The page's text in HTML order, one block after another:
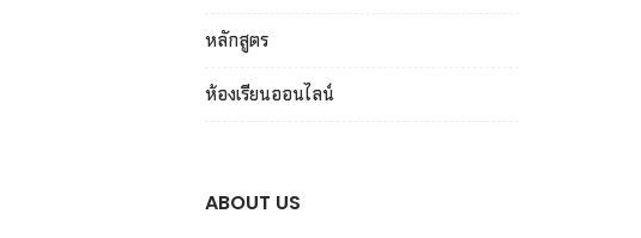
หลักสูตร
ห้องเรียนออนไลน์
ABOUT US